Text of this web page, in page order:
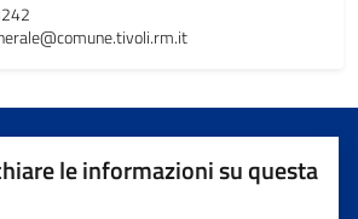
le informazioni su questa